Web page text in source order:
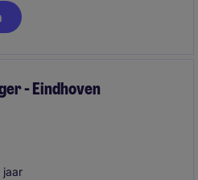
optimaliseren en de manier
Deze functie biedt de
de langere termijn.
- Eindhoven